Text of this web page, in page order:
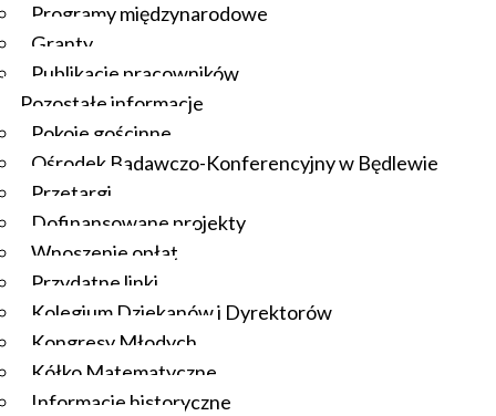
Programy międzynarodowe
Granty
Publikacje pracowników
Pozostałe informacje
Pokoje gościnne
Ośrodek Badawczo-Konferencyjny w Będlewie
Przetargi
Dofinansowane projekty
Wnoszenie opłat
Przydatne linki
Kolegium Dziekanów i Dyrektorów
Kongresy Młodych
Kółko Matematyczne
Informacje historyczne